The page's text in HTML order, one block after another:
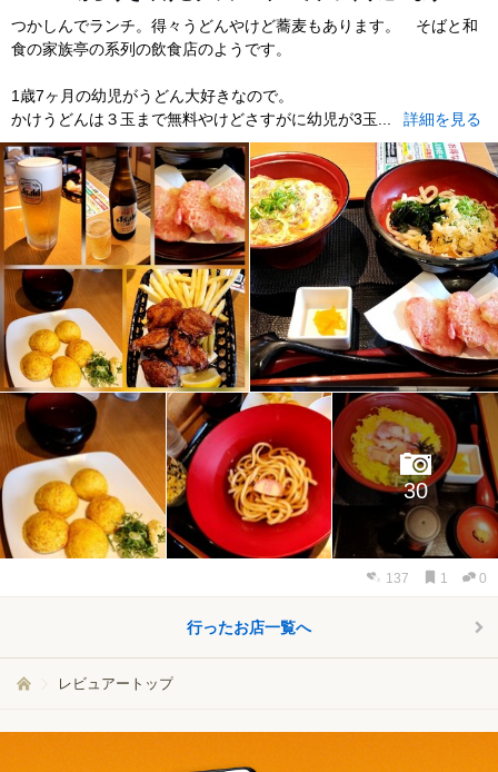
つかしんでランチ。得々うどんやけど蕎麦もあります。 そばと和
食の家族亭の系列の飲食店のようです。
1歳7ヶ月の幼児がうどん大好きなので。
かけうどんは３玉まで無料やけどさすがに幼児が3玉...
詳細を見る
30
137 1 0
行ったお店一覧へ
レビュアートップ